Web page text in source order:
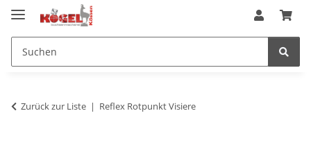
Zurück zur Liste Reflex Rotpunkt Visiere